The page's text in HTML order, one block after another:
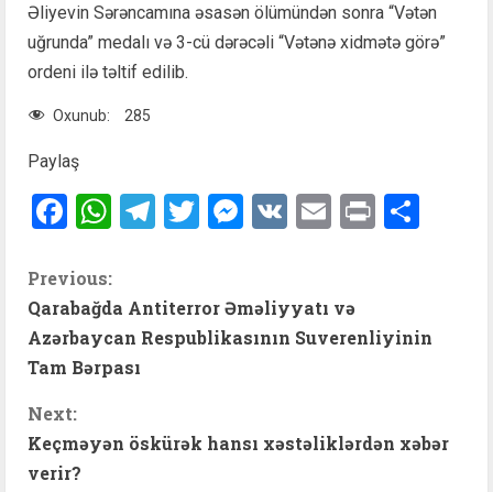
Əliyevin Sərəncamına əsasən ölümündən sonra “Vətən
uğrunda” medalı və 3-cü dərəcəli “Vətənə xidmətə görə”
ordeni ilə təltif edilib.
Oxunub: 285
Paylaş
Facebook
WhatsApp
Telegram
Twitter
Messenger
VK Email
Print
C
o
n
t
i
Previous:
Qarabağda Antiterror Əməliyyatı və
Azərbaycan Respublikasının Suverenliyinin
Tam Bərpası
Next:
Keçməyən öskürək hansı xəstəliklərdən xəbər
verir?